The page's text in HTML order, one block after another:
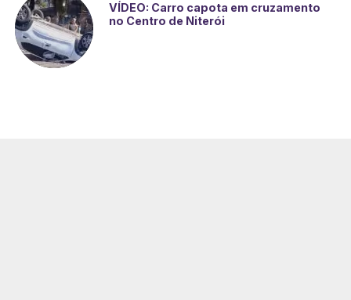
VÍDEO: Carro capota em cruzamento
no Centro de Niterói